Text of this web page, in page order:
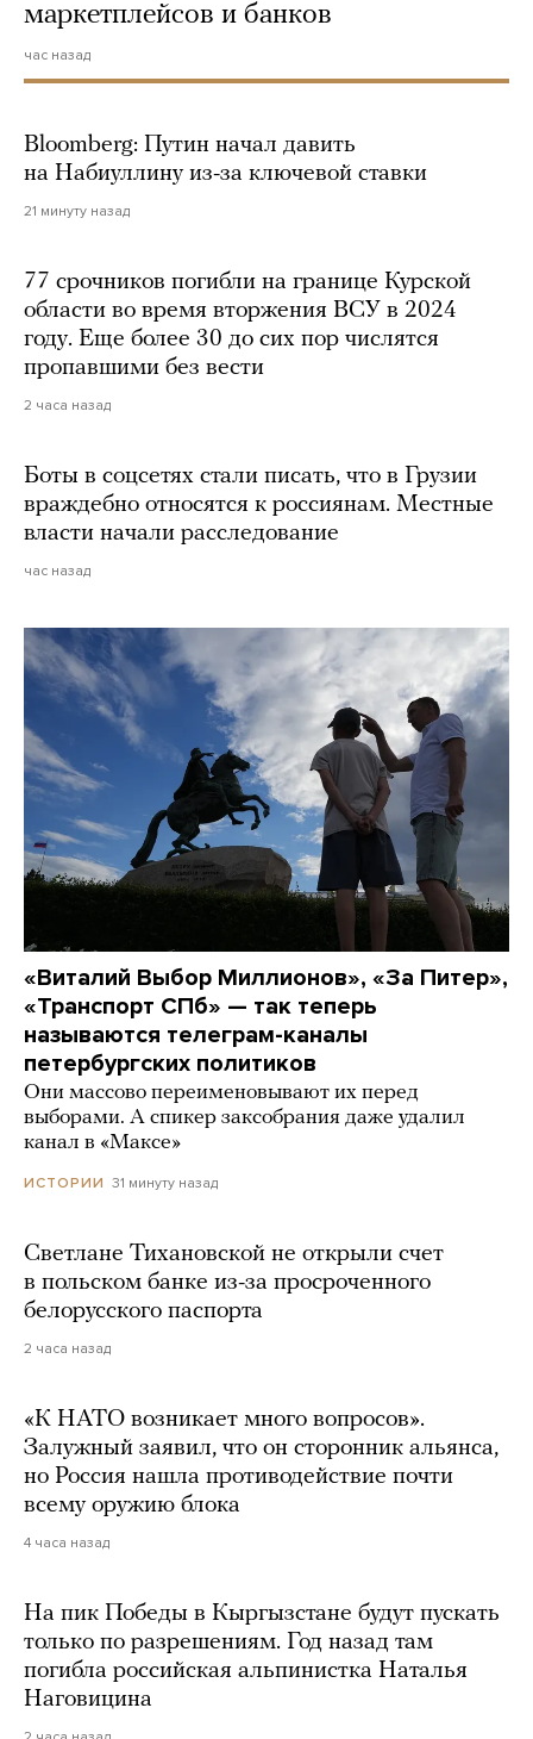
маркетплейсов и банков
час назад
Bloomberg: Путин начал давить
на Набиуллину из-за ключевой ставки
21 минуту назад
77 срочников погибли на границе Курской
области во время вторжения ВСУ в 2024
году. Еще более 30 до сих пор числятся
пропавшими без вести
2 часа назад
Боты в соцсетях стали писать, что в Грузии
враждебно относятся к россиянам. Местные
власти начали расследование
час назад
«Виталий Выбор Миллионов», «За Питер»,
«Транспорт СПб» — так теперь
называются телеграм-каналы
петербургских политиков
Они массово переименовывают их перед
выборами. А спикер заксобрания даже удалил
канал в «Максе»
ИСТОРИИ 31 минуту назад
Светлане Тихановской не открыли счет
в польском банке из-за просроченного
белорусского паспорта
2 часа назад
«К НАТО возникает много вопросов».
Залужный заявил, что он сторонник альянса,
но Россия нашла противодействие почти
всему оружию блока
4 часа назад
На пик Победы в Кыргызстане будут пускать
только по разрешениям. Год назад там
погибла российская альпинистка Наталья
Наговицина